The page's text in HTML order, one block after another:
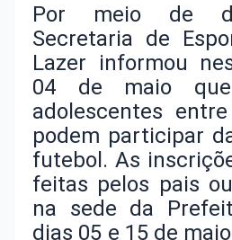
Por meio de
Secretaria de
Lazer informou
04 de maio
adolescentes
podem participar
futebol. As
feitas pelos pais
na sede da
dias 05 e 15 de